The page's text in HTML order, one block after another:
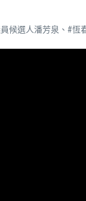
選人潘芳泉、#